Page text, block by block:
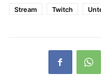
Stream
Twitch